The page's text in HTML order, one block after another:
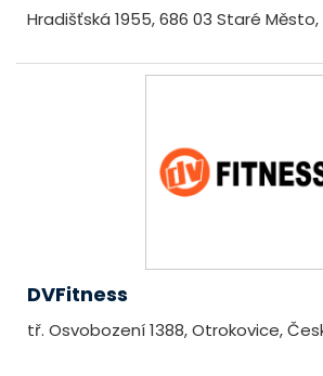
Hradišťská 1955, 686 03 Staré
DVFitness
tř. Osvobození 1388, Otrokovice,